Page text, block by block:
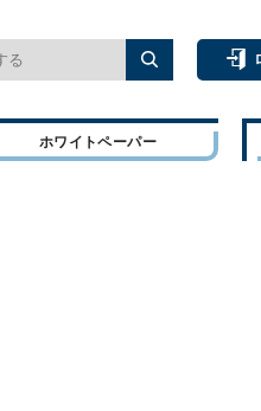
ホワイトペーパー